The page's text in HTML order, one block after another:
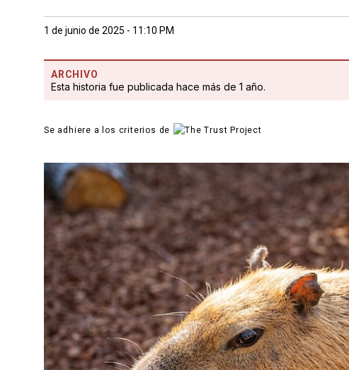
1 de junio de 2025 - 11:10 PM
ARCHIVO
Esta historia fue publicada hace más de 1 año.
Se adhiere a los criterios de